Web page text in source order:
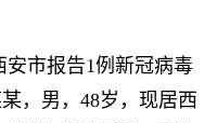
市报告1例新冠病毒
，男，48岁，现居西